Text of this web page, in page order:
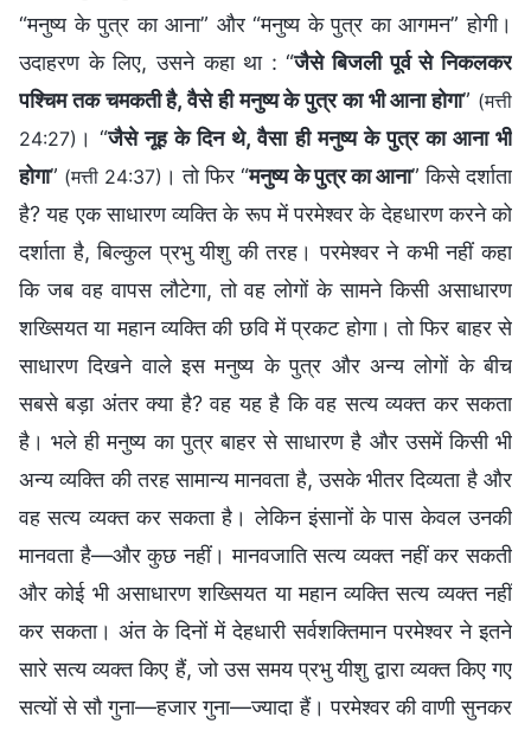
“मनुष्य के पुत्र का आना” और “मनुष्य के पुत्र का आगमन” होगी।
उदाहरण के लिए, उसने कहा था : “जैसे बिजली पूर्व से निकलकर
पश्‍चिम तक चमकती है, वैसे ही मनुष्य के पुत्र का भी आना होगा” (मत्ती
24:27) । “जैसे नूह के दिन थे, वैसा ही मनुष्य के पुत्र का आना भी
होगा” (मत्ती 24:37) । तो फिर “मनुष्य के पुत्र का आना” किसे दर्शाता
है? यह एक साधारण व्यक्ति के रूप में परमेश्वर के देहधारण करने को
दर्शाता है, बिल्कुल प्रभु यीशु की तरह। परमेश्वर ने कभी नहीं कहा
कि जब वह वापस लौटेगा, तो वह लोगों के सामने किसी असाधारण
शख्सियत या महान व्यक्ति की छवि में प्रकट होगा। तो फिर बाहर से
साधारण दिखने वाले इस मनुष्य के पुत्र और अन्य लोगों के बीच
सबसे बड़ा अंतर क्या है? वह यह है कि वह सत्य व्यक्त कर सकता
है। भले ही मनुष्य का पुत्र बाहर से साधारण है और उसमें किसी भी
अन्य व्यक्ति की तरह सामान्य मानवता है, उसके भीतर दिव्यता है और
वह सत्य व्यक्त कर सकता है। लेकिन इंसानों के पास केवल उनकी
मानवता है—और कुछ नहीं। मानवजाति सत्य व्यक्त नहीं कर सकती
और कोई भी असाधारण शख्सियत या महान व्यक्ति सत्य व्यक्त नहीं
कर सकता। अंत के दिनों में देहधारी सर्वशक्तिमान परमेश्वर ने इतने
सारे सत्य व्यक्त किए हैं, जो उस समय प्रभु यीशु द्वारा व्यक्त किए गए
सत्यों से सौ गुना—हजार गुना—ज्यादा हैं। परमेश्वर की वाणी सुनकर